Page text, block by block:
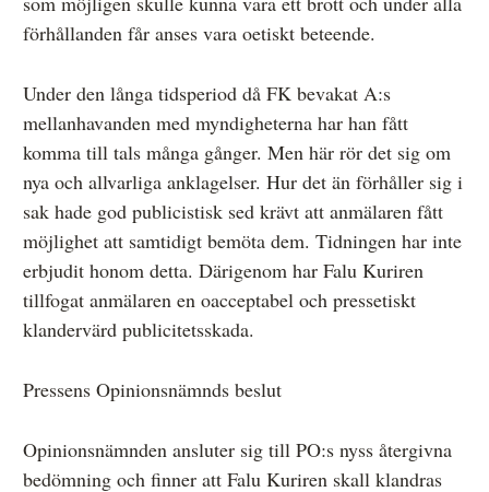
förhållanden får anses vara oetiskt beteende.
Under den långa tidsperiod då FK bevakat A:s
mellanhavanden med myndigheterna har han fått
komma till tals många gånger. Men här rör det sig om
nya och allvarliga anklagelser. Hur det än förhåller sig i
sak hade god publicistisk sed krävt att anmälaren fått
möjlighet att samtidigt bemöta dem. Tidningen har inte
erbjudit honom detta. Därigenom har Falu Kuriren
tillfogat anmälaren en oacceptabel och pressetiskt
klandervärd publicitetsskada.
Pressens Opinionsnämnds beslut
Opinionsnämnden ansluter sig till PO:s nyss återgivna
bedömning och finner att Falu Kuriren skall klandras